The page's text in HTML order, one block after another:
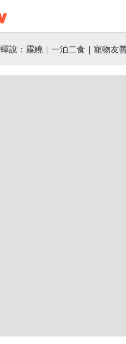
蟬說：霧繞｜一泊二食｜寵物友